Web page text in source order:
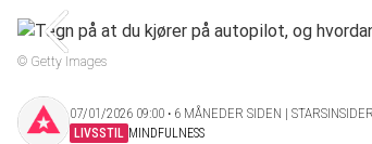
© Getty Images
07/01/2026 09:00 ‧ 6 MÅNEDER SIDEN | STARSINSIDER
LIVSSTIL MINDFULNESS